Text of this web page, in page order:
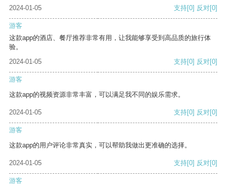
2024-01-05 支持[0] 反对[0]
游客
这款app的酒店、餐厅推荐非常有用，让我能够享受到高品质的旅行体
验。
2024-01-05
支持[0] 反对[0]
游客
这款app的视频资源非常丰富，可以满足我不同的娱乐需求。
2024-01-05 支持[0] 反对[0]
游客
这款app的用户评论非常真实，可以帮助我做出更准确的选择。
2024-01-05 支持[0] 反对[0]
游客